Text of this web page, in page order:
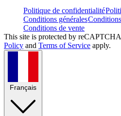
Politique de confidentialité
Conditions générales
Conditions de vente
This site is protected by
Policy and Terms of Service apply.
Français